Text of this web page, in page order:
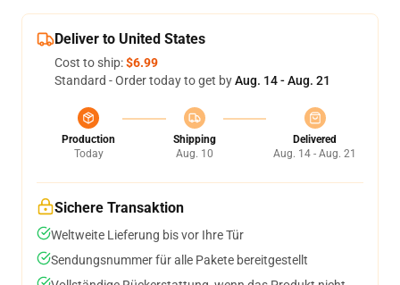
Deliver to United States
Cost to ship:$6.99
Standard - Order today to get byAug. 14 - Aug. 21
Production
Today
Shipping
Aug. 10
Delivered
Aug. 14 - Aug. 21
Sichere Transaktion
Weltweite Lieferung bis vor Ihre Tür
Sendungsnummer für alle Pakete bereitgestellt